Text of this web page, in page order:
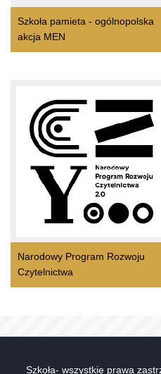
Szkoła pamieta - ogólnopolska
akcja MEN
Narodowy Program Rozwoju
Czytelnictwa
Szkoła- wszystkie prawa